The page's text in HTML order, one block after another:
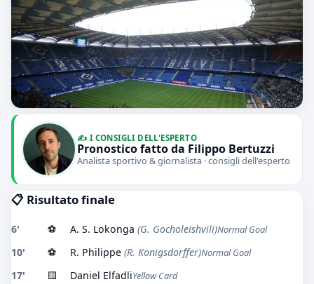
✍️ I CONSIGLI DELL'ESPERTO
Pronostico fatto da Filippo Bertuzzi
Analista sportivo & giornalista · consigli dell'esperto
📋 Risultato finale
6' ⚽ A. S. Lokonga (G. Gocholeishvili)Normal Goal
10' ⚽ R. Philippe (R. Konigsdorffer)Normal Goal
17' 🟨 Daniel ElfadliYellow Card